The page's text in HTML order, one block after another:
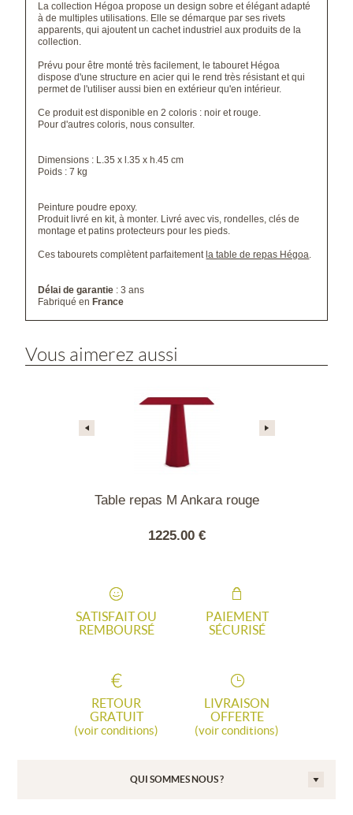
La collection Hégoa propose un design sobre et élégant adapté
à de multiples utilisations. Elle se démarque par ses rivets
apparents, qui ajoutent un cachet industriel aux produits de la
collection.
Prévu pour être monté très facilement, le tabouret Hégoa
dispose d'une structure en acier qui le rend très résistant et qui
permet de l'utiliser aussi bien en extérieur qu'en intérieur.
Ce produit est disponible en 2 coloris : noir et rouge.
Pour d'autres coloris, nous consulter.
Dimensions : L.35 x l.35 x h.45 cm
Poids : 7 kg
Peinture poudre epoxy.
Produit livré en kit, à monter. Livré avec vis, rondelles, clés de
montage et patins protecteurs pour les pieds.
Ces tabourets complètent parfaitement la table de repas Hégoa.
Délai de garantie : 3 ans
Fabriqué en France
Vous aimerez aussi
Table repas M Ankara rouge
1225.00 €
SATISFAIT OU
REMBOURSÉ
PAIEMENT
SÉCURISÉ
RETOUR
GRATUIT
(voir conditions)
LIVRAISON
OFFERTE
(voir conditions)
QUI SOMMES NOUS ?